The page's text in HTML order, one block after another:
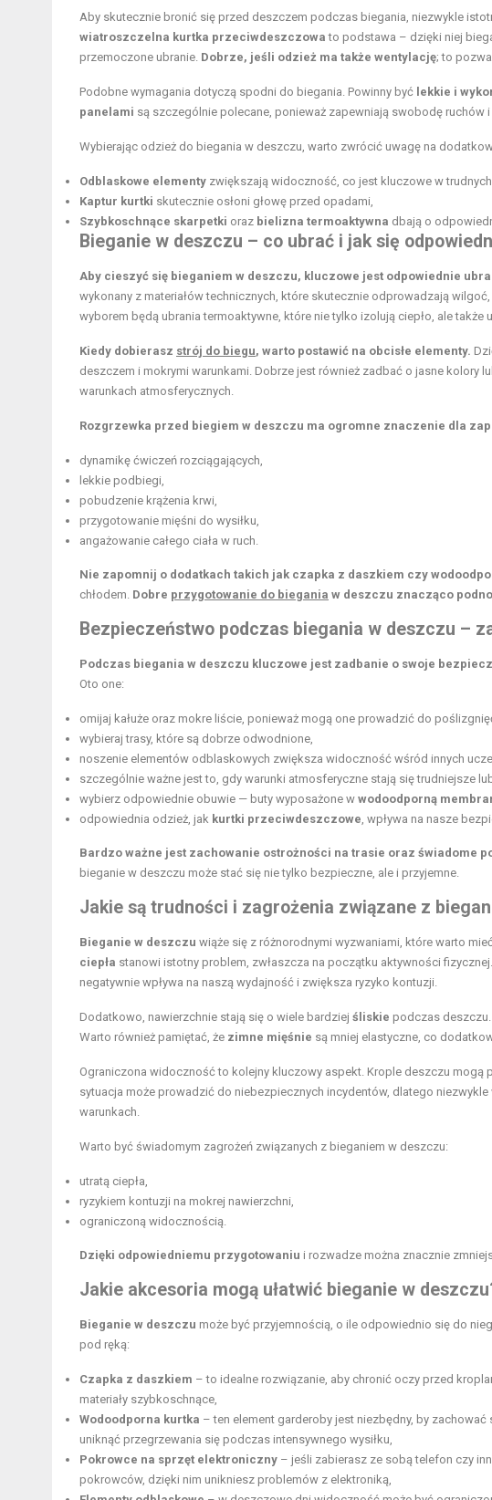
Aby skutecznie bronić się przed deszczem podczas biegania, niezwykle
wiatroszczelna kurtka przeciwdeszczowa to podstawa – dzięki niej
przemoczone ubranie. Dobrze, jeśli odzież ma także wentylację; to
Podobne wymagania dotyczą spodni do biegania. Powinny być lekkie i
panelami są szczególnie polecane, ponieważ zapewniają swobodę
Wybierając odzież do biegania w deszczu, warto zwrócić uwagę na
Odblaskowe elementy zwiększają widoczność, co jest kluczowe w
Kaptur kurtki skutecznie osłoni głowę przed opadami,
Szybkoschnące skarpetki oraz bielizna termoaktywna dbają o
Bieganie w deszczu – co ubrać i jak się
Aby cieszyć się bieganiem w deszczu, kluczowe jest odpowiednie
wykonany z materiałów technicznych, które skutecznie odprowadzają
wyborem będą ubrania termoaktywne, które nie tylko izolują ciepło, ale także
Kiedy dobierasz strój do biegu, warto postawić na obcisłe elementy.
deszczem i mokrymi warunkami. Dobrze jest również zadbać o jasne
warunkach atmosferycznych.
Rozgrzewka przed biegiem w deszczu ma ogromne znaczenie dla
dynamikę ćwiczeń rozciągających,
lekkie podbiegi,
pobudzenie krążenia krwi,
przygotowanie mięśni do wysiłku,
angażowanie całego ciała w ruch.
Nie zapomnij o dodatkach takich jak czapka z daszkiem czy
chłodem. Dobre przygotowanie do biegania w deszczu znacząco
Bezpieczeństwo podczas biegania w deszczu –
Podczas biegania w deszczu kluczowe jest zadbanie o swoje
Oto one:
omijaj kałuże oraz mokre liście, ponieważ mogą one prowadzić do
wybieraj trasy, które są dobrze odwodnione,
noszenie elementów odblaskowych zwiększa widoczność wśród innych
szczególnie ważne jest to, gdy warunki atmosferyczne stają się trudniejsze
wybierz odpowiednie obuwie — buty wyposażone w wodoodporną
odpowiednia odzież, jak kurtki przeciwdeszczowe, wpływa na nasze
Bardzo ważne jest zachowanie ostrożności na trasie oraz świadome
bieganie w deszczu może stać się nie tylko bezpieczne, ale i przyjemne.
Jakie są trudności i zagrożenia związane z
Bieganie w deszczu wiąże się z różnorodnymi wyzwaniami, które warto
ciepła stanowi istotny problem, zwłaszcza na początku aktywności
negatywnie wpływa na naszą wydajność i zwiększa ryzyko kontuzji.
Dodatkowo, nawierzchnie stają się o wiele bardziej śliskie podczas
Warto również pamiętać, że zimne mięśnie są mniej elastyczne, co
Ograniczona widoczność to kolejny kluczowy aspekt. Krople deszczu mogą
sytuacja może prowadzić do niebezpiecznych incydentów, dlatego
warunkach.
Warto być świadomym zagrożeń związanych z bieganiem w deszczu:
utratą ciepła,
ryzykiem kontuzji na mokrej nawierzchni,
ograniczoną widocznością.
Dzięki odpowiedniemu przygotowaniu i rozwadze można znacznie
Jakie akcesoria mogą ułatwić bieganie w
Bieganie w deszczu może być przyjemnością, o ile odpowiednio się do
pod ręką:
Czapka z daszkiem – to idealne rozwiązanie, aby chronić oczy przed
materiały szybkoschnące,
Wodoodporna kurtka – ten element garderoby jest niezbędny, by
uniknąć przegrzewania się podczas intensywnego wysiłku,
Pokrowce na sprzęt elektroniczny – jeśli zabierasz ze sobą telefon czy
pokrowców, dzięki nim unikniesz problemów z elektroniką,